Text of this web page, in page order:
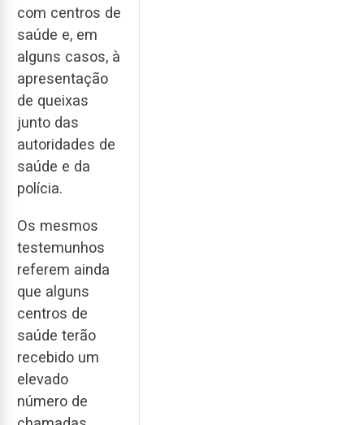
com centros de
saúde e, em
alguns casos, à
apresentação
de queixas
junto das
autoridades de
saúde e da
polícia.
Os mesmos
testemunhos
referem ainda
que alguns
centros de
saúde terão
recebido um
elevado
número de